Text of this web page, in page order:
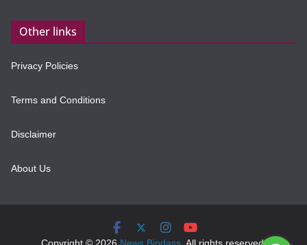
Other links
Privacy Policies
Terms and Conditions
Disclaimer
About Us